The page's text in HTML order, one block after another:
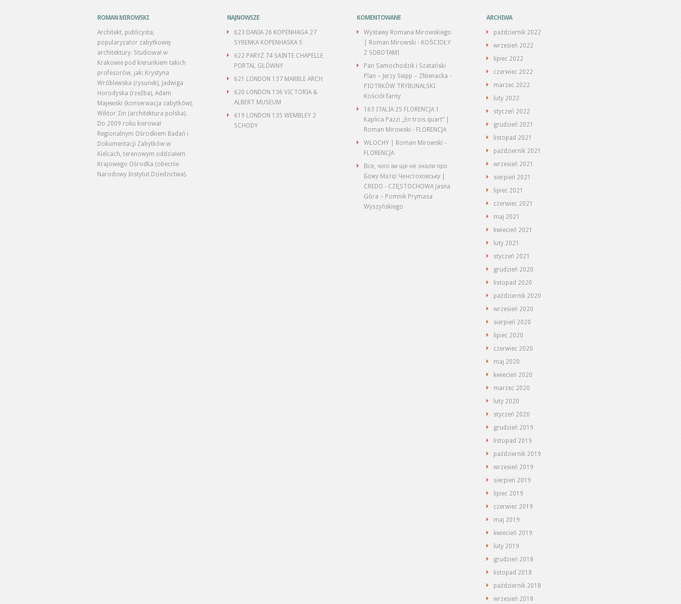
ROMAN MIROWSKI
Architekt, publicysta,
popularyzator zabytkowej
architektury. Studiował w
Krakowie pod kierunkiem takich
profesorów, jak: Krystyna
Wróblewska (rysunek), Jadwiga
Horodyska (rzeźba), Adam
Majewski (konserwacja zabytków),
Wiktor Zin (architektura polska).
Do 2009 roku kierował
Regionalnym Ośrodkiem Badań i
Dokumentacji Zabytków w
Kielcach, terenowym oddziałem
Krajowego Ośrodka (obecnie
Narodowy Instytut Dziedzictwa).
NAJNOWSZE
623 DANIA 26 KOPENHAGA 27
SYRENKA KOPENHASKA 5
622 PARYŻ 74 SAINTE CHAPELLE
PORTAL GŁÓWNY
621 LONDON 137 MARBLE ARCH
620 LONDON 136 VICTORIA &
ALBERT MUSEUM
619 LONDON 135 WEMBLEY 2
SCHODY
KOMENTOWANE
Wystawy Romana Mirowskiego
| Roman Mirowski - KOŚCIOŁY
Z SOBOTAMI
Pan Samochodzik i Szatański
Plan – Jerzy Seipp – ZNienacka -
PIOTRKÓW TRYBUNALSKI
Kościół farny
163 ITALIA 25 FLORENCJA 1
Kaplica Pazzi „En trois quart” |
Roman Mirowski - FLORENCJA
WŁOCHY | Roman Mirowski -
FLORENCJA
Все, чого ви ще не знали про
Божу Матір Ченстоховську |
CREDO - CZĘSTOCHOWA Jasna
Góra – Pomnik Prymasa
Wyszyńskiego
ARCHIWA
październik 2022
wrzesień 2022
lipiec 2022
czerwiec 2022
marzec 2022
luty 2022
styczeń 2022
grudzień 2021
listopad 2021
październik 2021
wrzesień 2021
sierpień 2021
lipiec 2021
czerwiec 2021
maj 2021
kwiecień 2021
luty 2021
styczeń 2021
grudzień 2020
listopad 2020
październik 2020
wrzesień 2020
sierpień 2020
lipiec 2020
czerwiec 2020
maj 2020
kwiecień 2020
marzec 2020
luty 2020
styczeń 2020
grudzień 2019
listopad 2019
październik 2019
wrzesień 2019
sierpień 2019
lipiec 2019
czerwiec 2019
maj 2019
kwiecień 2019
luty 2019
grudzień 2018
listopad 2018
październik 2018
wrzesień 2018